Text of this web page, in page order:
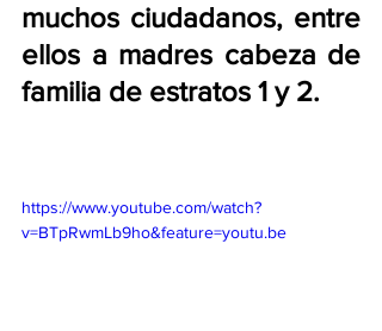
muchos ciudadanos, entre
ellos a madres cabeza de
familia de estratos 1 y 2.
https://www.youtube.com/watch?
v=BTpRwmLb9ho&feature=youtu.be